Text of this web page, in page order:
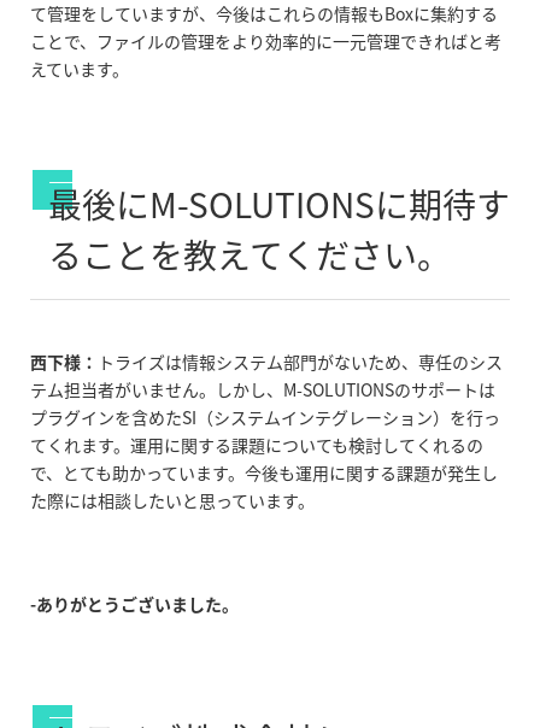
て管理をしていますが、今後はこれらの情報もBoxに集約する
ことで、ファイルの管理をより効率的に一元管理できればと考
えています。
最後にM-SOLUTIONSに期待す
ることを教えてください。
西下様： トライズは情報システム部門がないため、専任のシス
テム担当者がいません。しかし、M-SOLUTIONSのサポートは
プラグインを含めたSI（システムインテグレーション）を行っ
てくれます。運用に関する課題についても検討してくれるの
で、とても助かっています。今後も運用に関する課題が発生し
た際には相談したいと思っています。
-ありがとうございました。